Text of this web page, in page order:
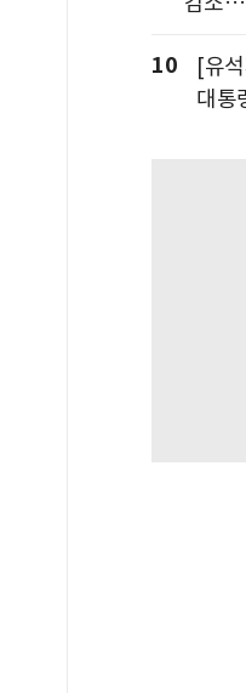
10
[유
대통